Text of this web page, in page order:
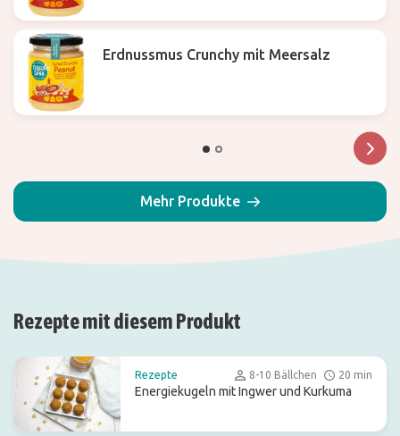
Erdnussmus Crunchy mit Meersalz
Mehr Produkte
Rezepte mit diesem Produkt
Rezepte 8-10 Bällchen 20 min
Energiekugeln mit Ingwer und Kurkuma